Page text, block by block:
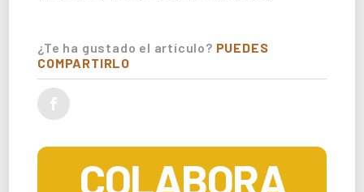
¿Te ha gustado el artículo? PUEDES
COMPARTIRLO
COLABORA